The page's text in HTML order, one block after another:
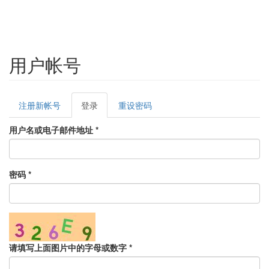
用户帐号
Primary
tabs
注册新帐号 登录 (active
tab)
重设密码
用户名或电子邮件地址 *
密码 *
请填写上面图片中的字母或数字 *